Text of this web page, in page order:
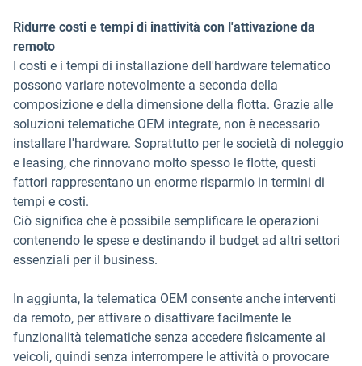
Ridurre costi e tempi di inattività con l'attivazione da
remoto
I costi e i tempi di installazione dell'hardware telematico
possono variare notevolmente a seconda della
composizione e della dimensione della flotta. Grazie alle
soluzioni telematiche OEM integrate, non è necessario
installare l'hardware. Soprattutto per le società di noleggio
e leasing, che rinnovano molto spesso le flotte, questi
fattori rappresentano un enorme risparmio in termini di
tempi e costi.
Ciò significa che è possibile semplificare le operazioni
contenendo le spese e destinando il budget ad altri settori
essenziali per il business.
In aggiunta, la telematica OEM consente anche interventi
da remoto, per attivare o disattivare facilmente le
funzionalità telematiche senza accedere fisicamente ai
veicoli, quindi senza interrompere le attività o provocare